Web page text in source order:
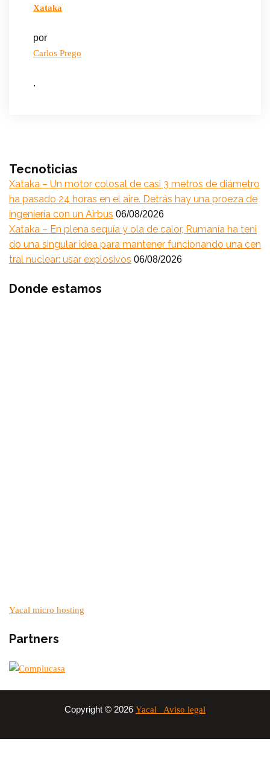
Xataka
por
Carlos Prego
.
Tecnoticias
Xataka – Un motor colosal de casi 3 metros de diámetro
ha pasado 24 horas en el aire. Detrás hay una proeza de
ingeniería con un Airbus 06/08/2026
Xataka – En plena sequía y ola de calor, Rumanía ha teni
do una singular idea para mantener funcionando una cen
tral nuclear: usar explosivos 06/08/2026
Donde estamos
Yacal micro hosting
Partners
Copyright © 2026 Yacal Aviso legal